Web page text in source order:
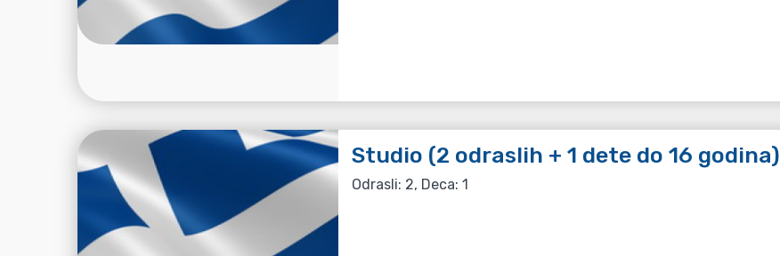
Studio (2 odraslih + 1 dete do 16 godina)
Odrasli: 2, Deca: 1